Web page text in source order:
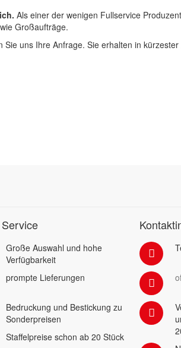
Als einer der wenigen Fullservice
Großaufträge.
uns Ihre Anfrage. Sie erhalten in
Große Auswahl und hohe
Verfügbarkeit
prompte Lieferungen
Bedruckung und Bestickung zu
Sonderpreisen
Staffelpreise schon ab 20 Stück